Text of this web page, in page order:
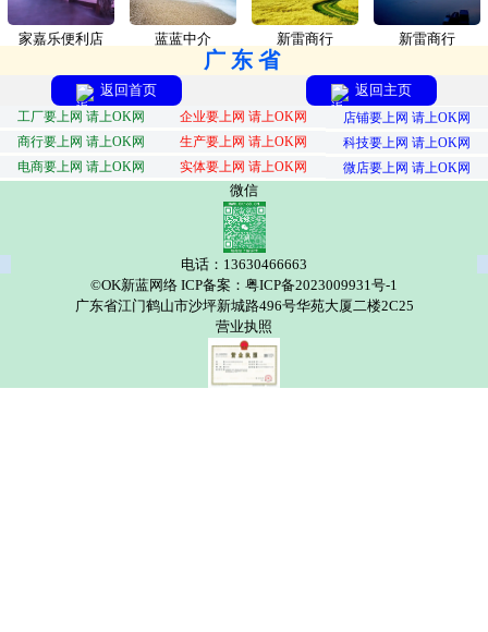
家嘉乐便利店 蓝蓝中介 新雷商行 新雷商行
广东省
返回首页 返回主页
工厂要上网 请上OK网 企业要上网 请上OK网
店铺要上网 请上OK网
商行要上网 请上OK网
生产要上网 请上OK网
科技要上网 请上OK网
电商要上网 请上OK网
实体要上网 请上OK网 微店要上网 请上OK网
微信
电话：13630466663
©OK新蓝网络 ICP备案：粤ICP备2023009931号-1
广东省江门鹤山市沙坪新城路496号华苑大厦二楼2C25
营业执照